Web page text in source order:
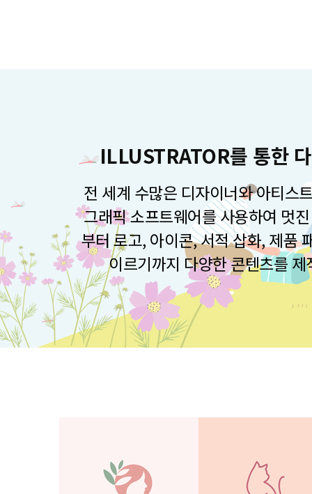
ILLUSTRATOR를 통한
전 세계 수많은 디자이너와 아티스
그래픽 소프트웨어를 사용하여 멋
부터 로고, 아이콘, 서적 삽화, 제품
이르기까지 다양한 콘텐츠를